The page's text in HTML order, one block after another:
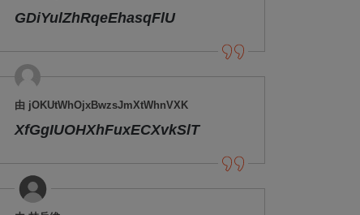
GDiYulZhRqeEhasqFlU
由 jOKUtWhOjxBwzsJmXtWhnVXK
XfGgIUOHXhFuxECXvkSlT